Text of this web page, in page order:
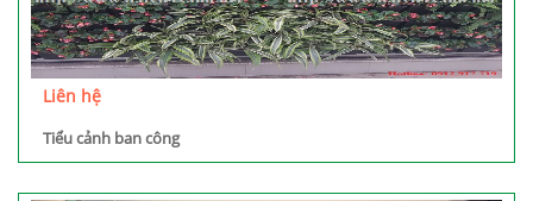
Liên hệ
Tiểu cảnh ban công